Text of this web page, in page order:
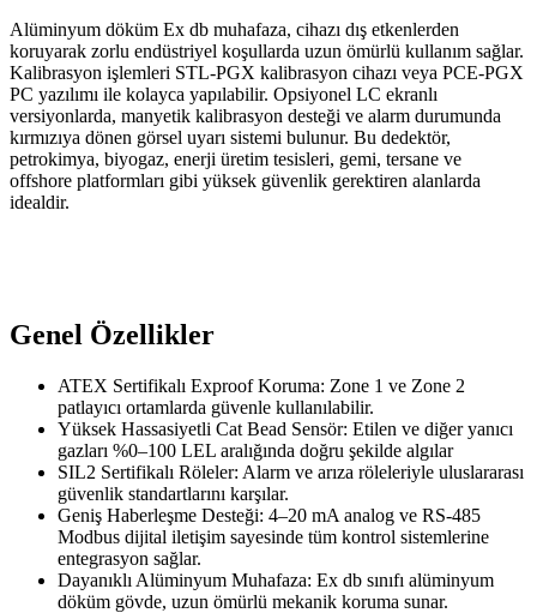
Alüminyum döküm Ex db muhafaza, cihazı dış etkenlerden
koruyarak zorlu endüstriyel koşullarda uzun ömürlü kullanım sağlar.
Kalibrasyon işlemleri STL-PGX kalibrasyon cihazı veya PCE-PGX
PC yazılımı ile kolayca yapılabilir. Opsiyonel LC ekranlı
versiyonlarda, manyetik kalibrasyon desteği ve alarm durumunda
kırmızıya dönen görsel uyarı sistemi bulunur. Bu dedektör,
petrokimya, biyogaz, enerji üretim tesisleri, gemi, tersane ve
offshore platformları gibi yüksek güvenlik gerektiren alanlarda
idealdir.
Genel Özellikler
ATEX Sertifikalı Exproof Koruma: Zone 1 ve Zone 2
patlayıcı ortamlarda güvenle kullanılabilir.
Yüksek Hassasiyetli Cat Bead Sensör: Etilen ve diğer yanıcı
gazları %0–100 LEL aralığında doğru şekilde algılar
SIL2 Sertifikalı Röleler: Alarm ve arıza röleleriyle uluslararası
güvenlik standartlarını karşılar.
Geniş Haberleşme Desteği: 4–20 mA analog ve RS-485
Modbus dijital iletişim sayesinde tüm kontrol sistemlerine
entegrasyon sağlar.
Dayanıklı Alüminyum Muhafaza: Ex db sınıfı alüminyum
döküm gövde, uzun ömürlü mekanik koruma sunar.